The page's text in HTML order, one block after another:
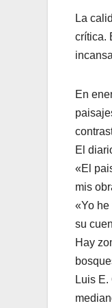
La
crítica.
En
El
«El
mis
«Yo
su
Hay
Luis